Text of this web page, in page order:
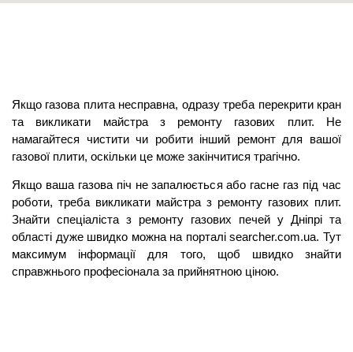
Якщо газова плита несправна, одразу треба перекрити кран
та викликати майстра з ремонту газових плит. Не
намагайтеся чистити чи робити інший ремонт для вашої
газової плити, оскільки це може закінчитися трагічно.
Якщо ваша газова піч не запалюється або гасне газ під час
роботи, треба викликати майстра з ремонту газових плит.
Знайти спеціаліста з ремонту газових печей у Дніпрі та
області дуже швидко можна на порталі searcher.com.ua. Тут
максимум інформації для того, щоб швидко знайти
справжнього професіонала за прийнятною ціною.